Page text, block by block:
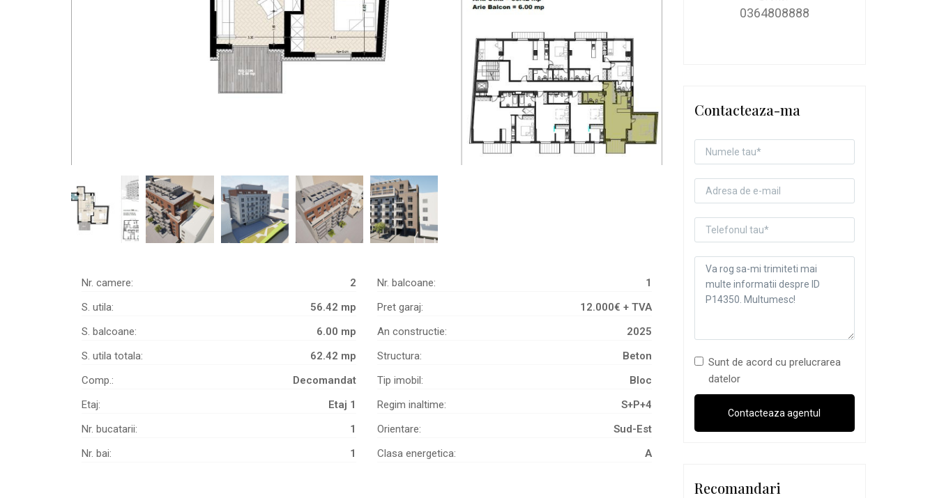
Nr. camere:
2
S. utila:
56.42 mp
S. balcoane:
6.00 mp
S. utila totala:
62.42 mp
Comp.:
Decomandat
Etaj:
Etaj 1
Nr. bucatarii:
1
Nr. bai:
1
Nr. balcoane:
1
Pret garaj:
12.000€ + TVA
An constructie:
2025
Structura:
Beton
Tip imobil:
Bloc
Regim inaltime:
S+P+4
Orientare:
Sud-Est
Clasa energetica:
A
0364808888
Contacteaza-ma
Sunt de acord cu prelucrarea
datelor
Recomandari